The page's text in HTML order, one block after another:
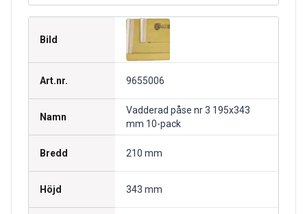
Bild
Art.nr. 9655006
Namn
Vadderad påse nr 3 195x343
mm 10-pack
Bredd 210 mm
Höjd 343 mm